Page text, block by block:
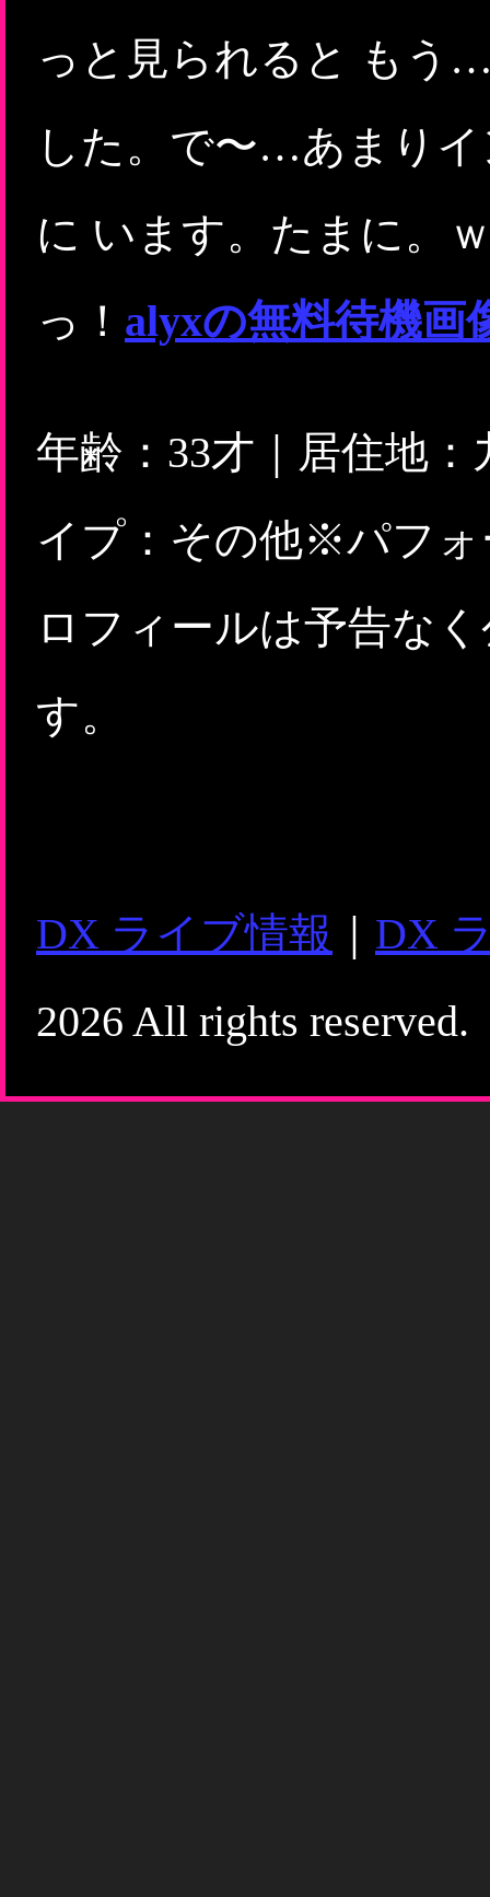
っと見られると もう
した。で〜…あまり
に います。たまに。
っ！ alyxの無料待機画
年齢：33才｜居住地
イプ：その他※パフォ
ロフィールは予告な
す。
DX ライブ情報
DX
2026 All rights reserved.